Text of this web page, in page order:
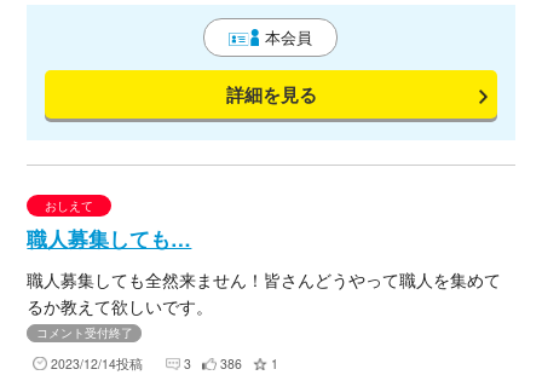
月・10月・11月と繁盛記に入りますのでご協力いただける業者
様・職人様ご連絡お待ち致しております。又、一年を通じてお
願い出来る業者様 何卒、宜しくお願いいたします。
本会員
詳細を見る
おしえて
職人募集しても…
職人募集しても全然来ません！皆さんどうやって職人を集めて
るか教えて欲しいです。
コメント受付終了
2023/12/14投稿 3 386 1